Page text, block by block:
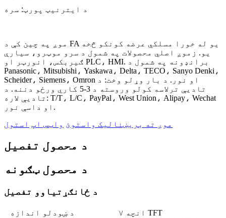
د ایترنیټ پورټ: سره
موږ په چین کې د FA یو له خورا مسلکي عرضه کونکو څخه
یو. زموږ اصلي محصولات په شمول د سرو موټرو، سیارې
ګیربکس، انورټر او PLC، HMI. برانډونه په شمول د
Panasonic، Mitsubishi، Yaskawa، Delta، TECO، Sanyo Denki،
Scheider، Siemens، Omron او نور. د بار وړلو وخت: د
تادیې ترلاسه کولو وروسته د 3-5 کاري ورځو دننه. د
تادیې لاره: T/T، L/C، PayPal، West Union، Alipay، Wechat
او داسې نور.
موږ ته بریښنالیک واستوئ واټس اپ استول
د محصول تفصیل
د محصول ټګونه
د ځانګړتیاوو تفصیل
د ښودلو اندازه
۷ انچه TFT